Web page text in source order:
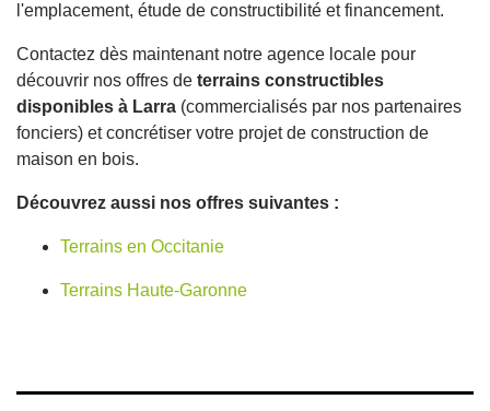
l'emplacement, étude de constructibilité et financement.
Contactez dès maintenant notre agence locale pour
découvrir nos offres de terrains constructibles
disponibles à Larra (commercialisés par nos partenaires
fonciers) et concrétiser votre projet de construction de
maison en bois.
Découvrez aussi nos offres suivantes :
Terrains en Occitanie
Terrains Haute-Garonne